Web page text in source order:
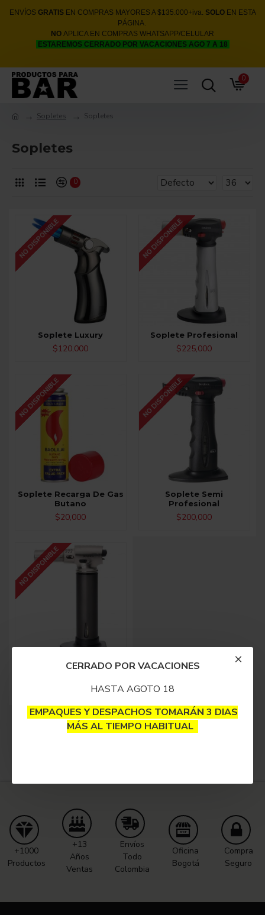
CERRADO POR VACACIONES
HASTA AGOTO 18
EMPAQUES Y DESPACHOS TOMARÁN 3 DIAS
MÁS AL TIEMPO HABITUAL
ENVÍOS GRATISEN COMPRAS MAYORES A $135.000+iva. SOLOEN ESTA
PÁGINA.
NO APLICA EN COMPRAS WHATSAPP/CELULAR
ESTAREMOS CERRADO POR VACACIONES AGO 7 A 18
0
Sopletes Sopletes
Sopletes
0
NO DISPONIBLE
Soplete Luxury
$120,000
NO DISPONIBLE
Soplete Profesional
$225,000
NO DISPONIBLE
Soplete Recarga De Gas
Butano
$20,000
NO DISPONIBLE
Soplete Semi
Profesional
$200,000
NO DISPONIBLE
Soplete Super
Profesional
Fin del listado.
+1000
Productos
+13
Años
Ventas
Envíos
Todo
Colombia
Oficina
Bogotá
Compra
Seguro